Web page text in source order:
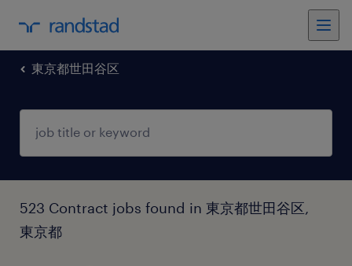
東京都世田谷区
523 Contract jobs found in 東京都世田谷区,
東京都